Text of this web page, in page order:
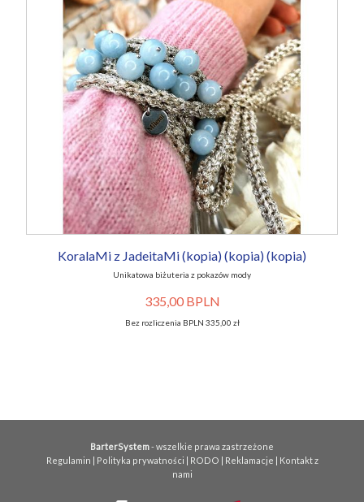
KoralaMi z JadeitaMi (kopia) (kopia) (kopia)
Unikatowa biżuteria z pokazów mody
335,00 BPLN
Bez rozliczenia BPLN 335,00 zł
BarterSystem- wszelkie prawa zastrzeżone
Regulamin
Polityka prywatności RODO Reklamacje
Kontakt z
nami